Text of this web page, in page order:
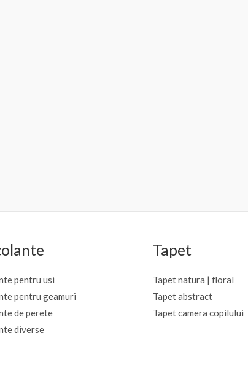
pentru usi
pentru geamuri
de perete
diverse
Tapet
Tapet natura | floral
Tapet abstract
Tapet camera copilului